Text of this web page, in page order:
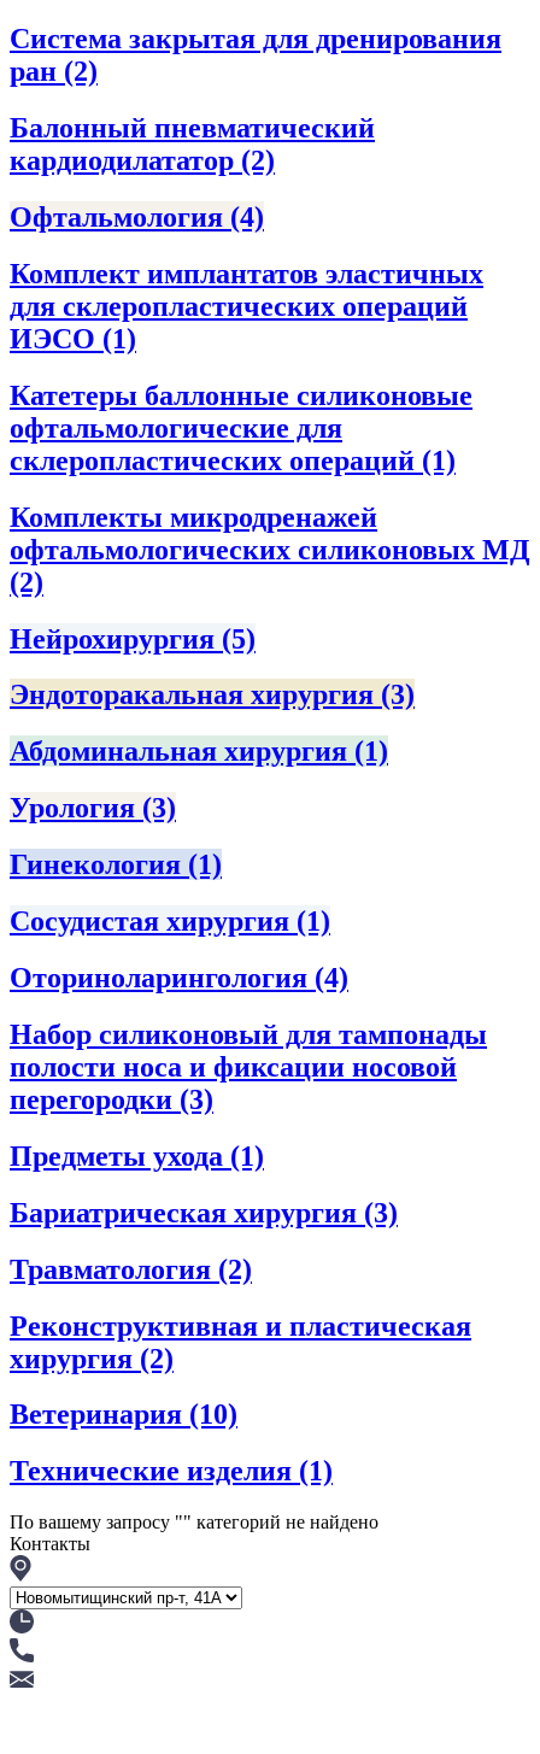
Система закрытая для дренирования
ран (2)
Балонный пневматический
кардиодилататор (2)
Офтальмология (4)
Комплект имплантатов эластичных
для склеропластических операций
ИЭСО (1)
Катетеры баллонные силиконовые
офтальмологические для
склеропластических операций (1)
Комплекты микродренажей
офтальмологических силиконовых МД
(2)
Нейрохирургия (5)
Эндоторакальная хирургия (3)
Абдоминальная хирургия (1)
Урология (3)
Гинекология (1)
Сосудистая хирургия (1)
Оториноларингология (4)
Набор силиконовый для тампонады
полости носа и фиксации носовой
перегородки (3)
Предметы ухода (1)
Бариатрическая хирургия (3)
Травматология (2)
Реконструктивная и пластическая
хирургия (2)
Ветеринария (10)
Технические изделия (1)
По вашему запросу "" категорий не найдено
Контакты